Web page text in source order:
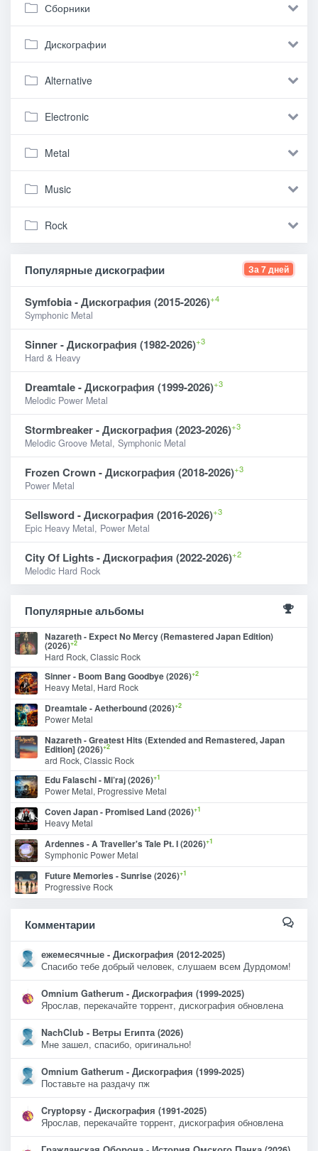
Сборники
Дискографии
Alternative
Electronic
Metal
Music
Rock
Популярные дискографии За 7 дней
Symfobia - Дискография (2015-2026)+4
Symphonic Metal
Sinner - Дискография (1982-2026)+3
Hard & Heavy
Dreamtale - Дискография (1999-2026)+3
Melodic Power Metal
Stormbreaker - Дискография (2023-2026)+3
Melodic Groove Metal, Symphonic Metal
Frozen Crown - Дискография (2018-2026)+3
Power Metal
Sellsword - Дискография (2016-2026)+3
Epic Heavy Metal, Power Metal
City Of Lights - Дискография (2022-2026)+2
Melodic Hard Rock
Популярные альбомы
Nazareth - Expect No Mercy (Remastered Japan Edition)
(2026)+2
Hard Rock, Classic Rock
Sinner - Boom Bang Goodbye (2026)+2
Heavy Metal, Hard Rock
Dreamtale - Aetherbound (2026)+2
Power Metal
Nazareth - Greatest Hits (Extended and Remastered, Japan
Edition] (2026)+2
ard Rock, Classic Rock
Edu Falaschi - Mi’raj (2026)+1
Power Metal, Progressive Metal
Coven Japan - Promised Land (2026)+1
Heavy Metal
Ardennes - A Traveller's Tale Pt. I (2026)+1
Symphonic Power Metal
Future Memories - Sunrise (2026)+1
Progressive Rock
Комментарии
ежемесячные - Дискография (2012-2025)
Спасибо тебе добрый человек, слушаем всем Дурдомом!
Omnium Gatherum - Дискография (1999-2025)
Ярослав, перекачайте торрент, дискография обновлена
NachClub - Ветры Египта (2026)
Мне зашел, спасибо, оригинально!
Omnium Gatherum - Дискография (1999-2025)
Поставьте на раздачу пж
Cryptopsy - Дискография (1991-2025)
Ярослав, перекачайте торрент, дискография обновлена